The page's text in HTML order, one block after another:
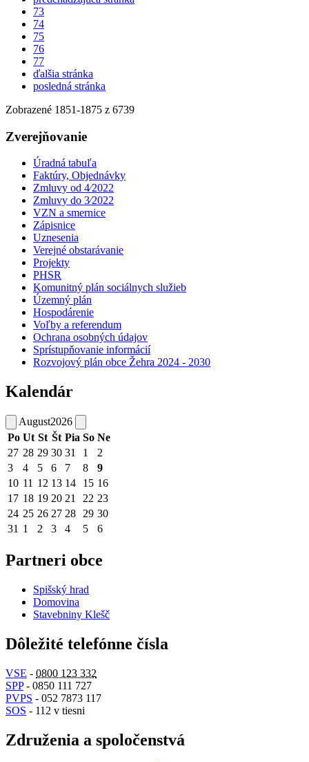
73
74
75
76
77
ďalšia stránka
posledná stránka
Zobrazené 1851-1875 z 6739
Zverejňovanie
Úradná tabuľa
Faktúry, Objednávky
Zmluvy od 4⁄2022
Zmluvy do 3⁄2022
VZN a smernice
Zápisnice
Uznesenia
Verejné obstarávanie
Projekty
PHSR
Komunitný plán sociálnych služieb
Územný plán
Hospodárenie
Voľby a referendum
Ochrana osobných údajov
Sprístupňovanie informácií
Rozvojový plán obce Žehra 2024 - 2030
Kalendár
August2026
Po Ut St Št Pia So Ne
27 28 29 30 31 1
2
3
4 5 6 7 8
9
10 11 12 13 14 15 16
17 18 19 20 21 22 23
24 25 26 27 28 29 30
31 1 2 3 4 5 6
Partneri obce
Spišský hrad
Domovina
Stavebniny Klešč
Dôležité telefónne čísla
VSE - 0800 123 332
SPP- 0850 111 727
PVPS - 052 7873 117
SOS - 112 v tiesni
Združenia a spoločenstvá